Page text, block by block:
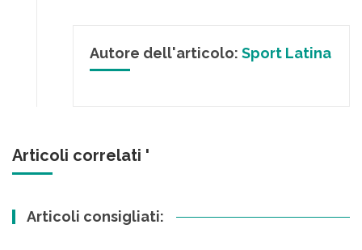
Autore dell'articolo: Sport Latina
Articoli correlati '
Articoli consigliati: